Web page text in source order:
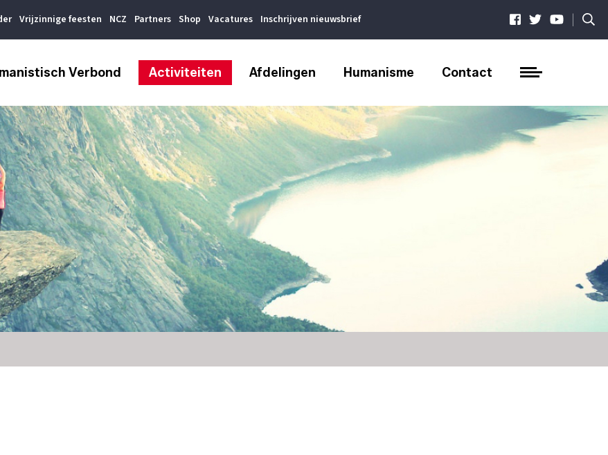
Vrijzinnige feesten NCZ Partners Shop Vacatures Inschrijven nieuwsbrief |
Verbond Activiteiten Afdelingen Humanisme Contact